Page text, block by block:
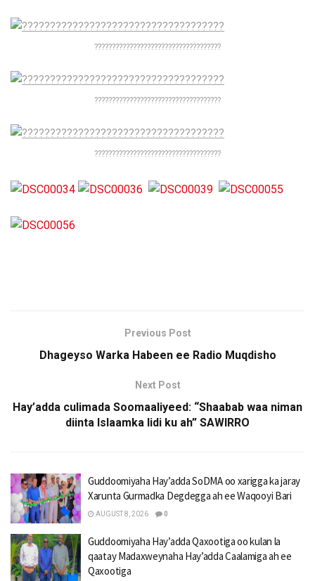
????????????????????????????????????
????????????????????????????????????
????????????????????????????????????
Previous Post
Dhageyso Warka Habeen ee Radio Muqdisho
Next Post
Hay’adda culimada Soomaaliyeed: “Shaabab waa niman
diinta Islaamka lidi ku ah” SAWIRRO
Guddoomiyaha Hay’adda SoDMA oo xarigga ka jaray
Xarunta Gurmadka Degdegga ah ee Waqooyi Bari
AUGUST 8, 2026 0
Guddoomiyaha Hay’adda Qaxootiga oo kulan la
qaatay Madaxweynaha Hay’adda Caalamiga ah ee
Qaxootiga